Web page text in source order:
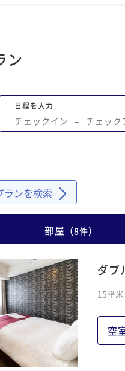
ン
日程を入力
チェックイン − チェック
ランを検索
部屋 （8件）
ダブ
15平米
空